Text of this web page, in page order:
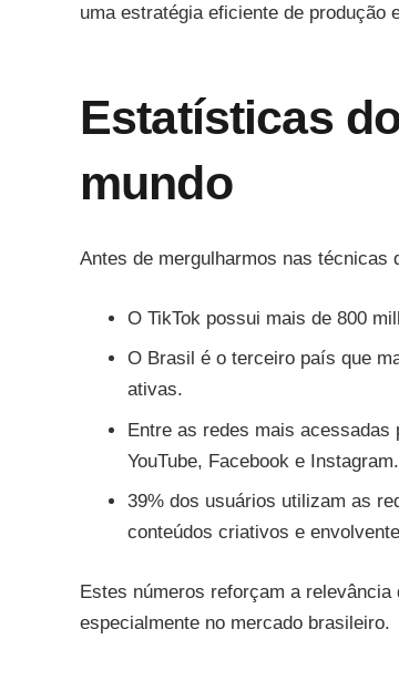
uma estratégia eficiente de produção
Estatísticas
mundo
Antes de mergulharmos nas técnicas
O TikTok possui mais de 800
O Brasil é o terceiro país que
ativas.
Entre as redes mais acessadas
YouTube, Facebook e Instagram.
39% dos usuários utilizam as
conteúdos criativos e
Estes números reforçam a
especialmente no mercado brasileiro.